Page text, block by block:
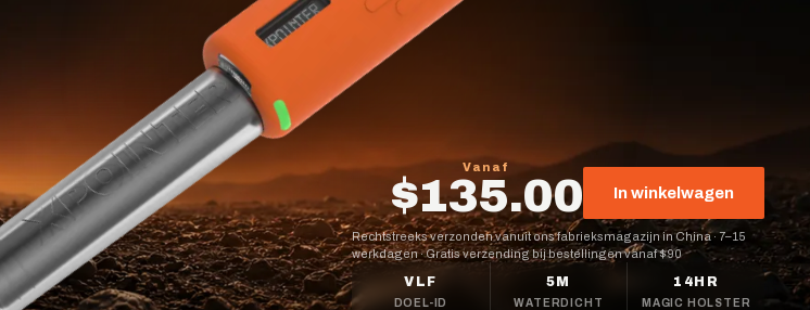
Vanaf
$135.00 In winkelwagen
Rechtstreeks verzonden vanuit ons fabrieksmagazijn in China·7–15
werkdagen·Gratis verzending bij bestellingen vanaf $90
VLF
DOEL-ID
5M
WATERDICHT
14HR
MAGIC HOLSTER